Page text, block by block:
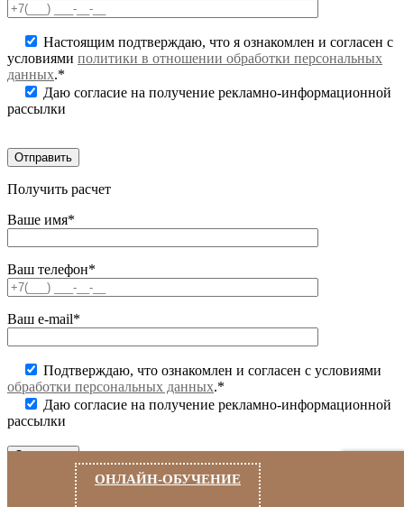
Настоящим подтверждаю, что я ознакомлен и согласен с
условиями политики в отношении обработки персональных
данных.*
Даю согласие на получение рекламно-информационной
рассылки
Получить расчет
Ваше имя*
Ваш телефон*
Ваш e-mail*
Подтверждаю, что ознакомлен и согласен с условиями
обработки персональных данных.*
Даю согласие на получение рекламно-информационной
рассылки
ОНЛАЙН-ОБУЧЕНИЕ